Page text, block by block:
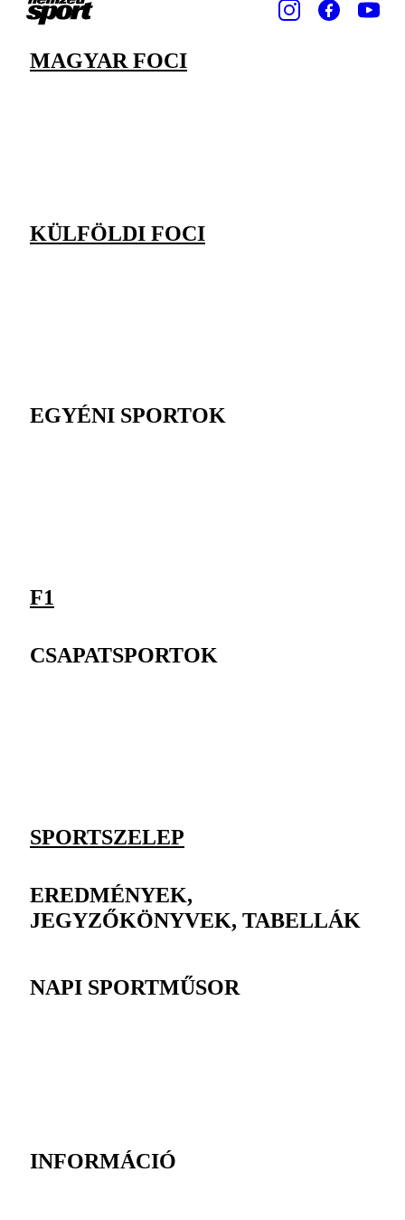
MAGYAR FOCI
KÜLFÖLDI FOCI
EGYÉNI SPORTOK
F1
CSAPATSPORTOK
SPORTSZELEP
EREDMÉNYEK,
JEGYZŐKÖNYVEK, TABELLÁK
NAPI SPORTMŰSOR
INFORMÁCIÓ